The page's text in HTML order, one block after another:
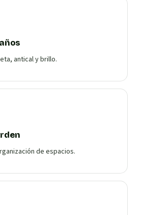
antical y brillo.
de espacios.